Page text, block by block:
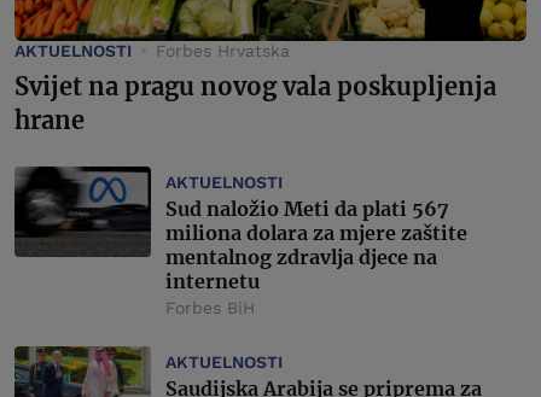
AKTUELNOSTI Forbes Hrvatska
Svijet na pragu novog vala poskupljenja
hrane
AKTUELNOSTI
Sud naložio Meti da plati 567
miliona dolara za mjere zaštite
mentalnog zdravlja djece na
internetu
Forbes BiH
AKTUELNOSTI
Saudijska Arabija se priprema za